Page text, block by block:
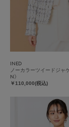
INED
ノーカラーツイードジャ
N》
￥110,000(税込)